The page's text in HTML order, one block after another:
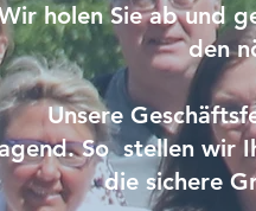
holen Sie ab und
den
Unsere
So stellen wir
die sichere